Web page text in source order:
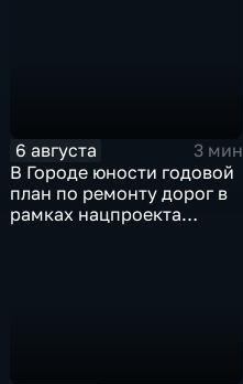
6 августа
3 мин
В Городе юности годовой
план по ремонту дорог в
рамках нацпроекта